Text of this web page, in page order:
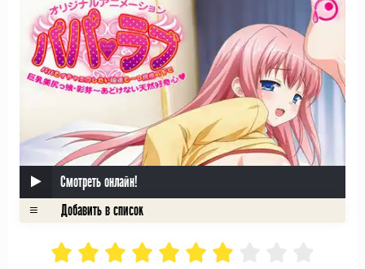
Смотреть онлайн!